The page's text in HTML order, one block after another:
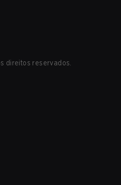
direitos reservados.